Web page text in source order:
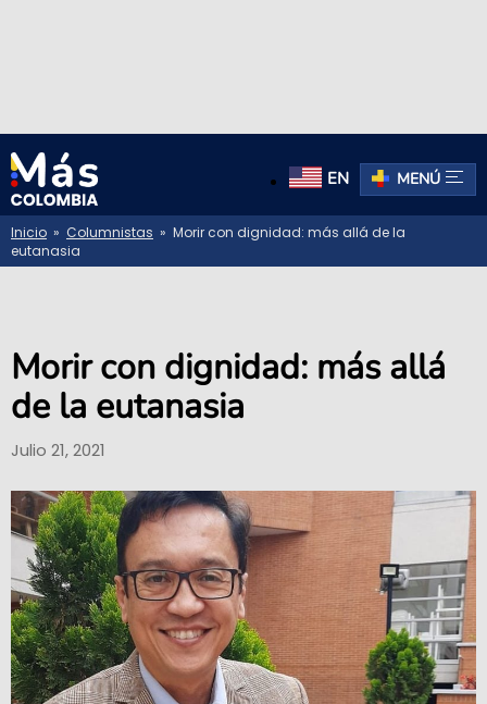
EN MENÚ
Inicio » Columnistas » Morir con dignidad: más allá de la
eutanasia
Morir con dignidad: más allá
de la eutanasia
Julio 21, 2021